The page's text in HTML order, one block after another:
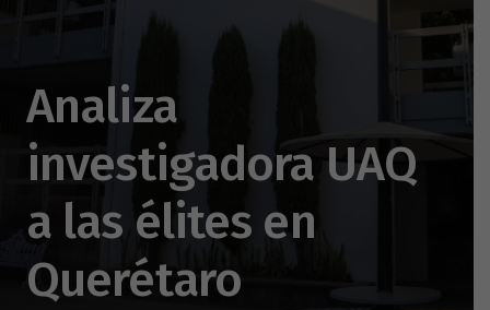
Analiza
investigadora UAQ
a las élites en
Querétaro